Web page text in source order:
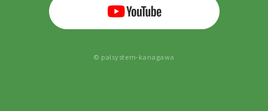
© palsystem-kanagawa